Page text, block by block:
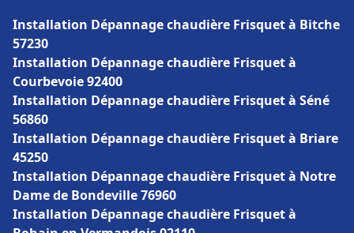
Installation Dépannage chaudière Frisquet à Bitche
57230
Installation Dépannage chaudière Frisquet à
Courbevoie 92400
Installation Dépannage chaudière Frisquet à Séné
56860
Installation Dépannage chaudière Frisquet à Briare
45250
Installation Dépannage chaudière Frisquet à Notre
Dame de Bondeville 76960
Installation Dépannage chaudière Frisquet à